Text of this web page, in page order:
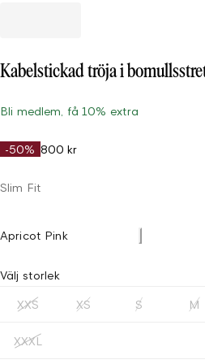
Kabelstickad tröja i
Bli medlem, få 10% extra
-50% 800 kr
Slim Fit
Apricot Pink
Välj storlek
XXS XS S M
XXXL